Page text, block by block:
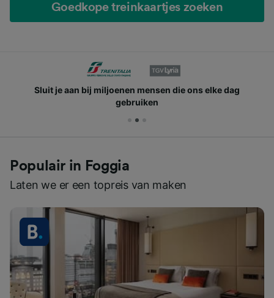
Goedkope treinkaartjes zoeken
Sluit je aan bij miljoenen mensen die ons elke dag
gebruiken
Populair in Foggia
Laten we er een topreis van maken